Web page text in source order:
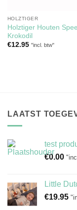
HOLZTIGER
Holztiger Houten
Krokodil
€12.95 "incl. btw"
LAATST
test
€0.00
Little
€19.95